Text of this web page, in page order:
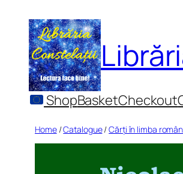
content
ShopBasketCheckout
Home/Catalogue/Cărți în limba